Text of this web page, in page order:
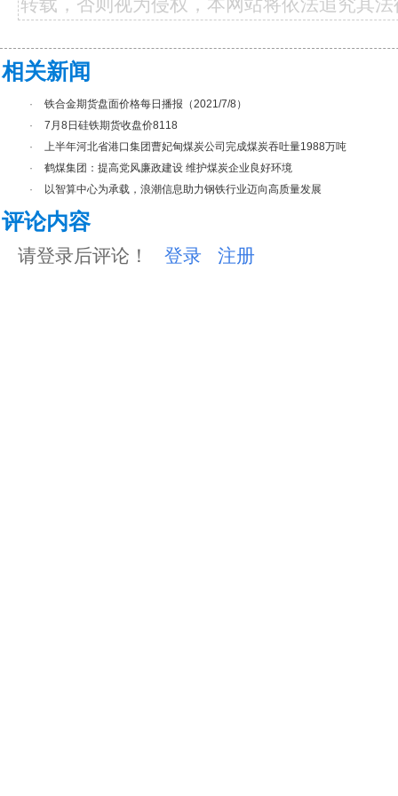
相关新闻
·
铁合金期货盘面价格每日播报（2021/7/8）
·
7月8日硅铁期货收盘价8118
·
上半年河北省港口集团曹妃甸煤炭公司完成煤炭吞吐量1988万吨
·
鹤煤集团：提高党风廉政建设 维护煤炭企业良好环境
·
以智算中心为承载，浪潮信息助力钢铁行业迈向高质量发展
评论内容
请登录后评论！ 登录 注册